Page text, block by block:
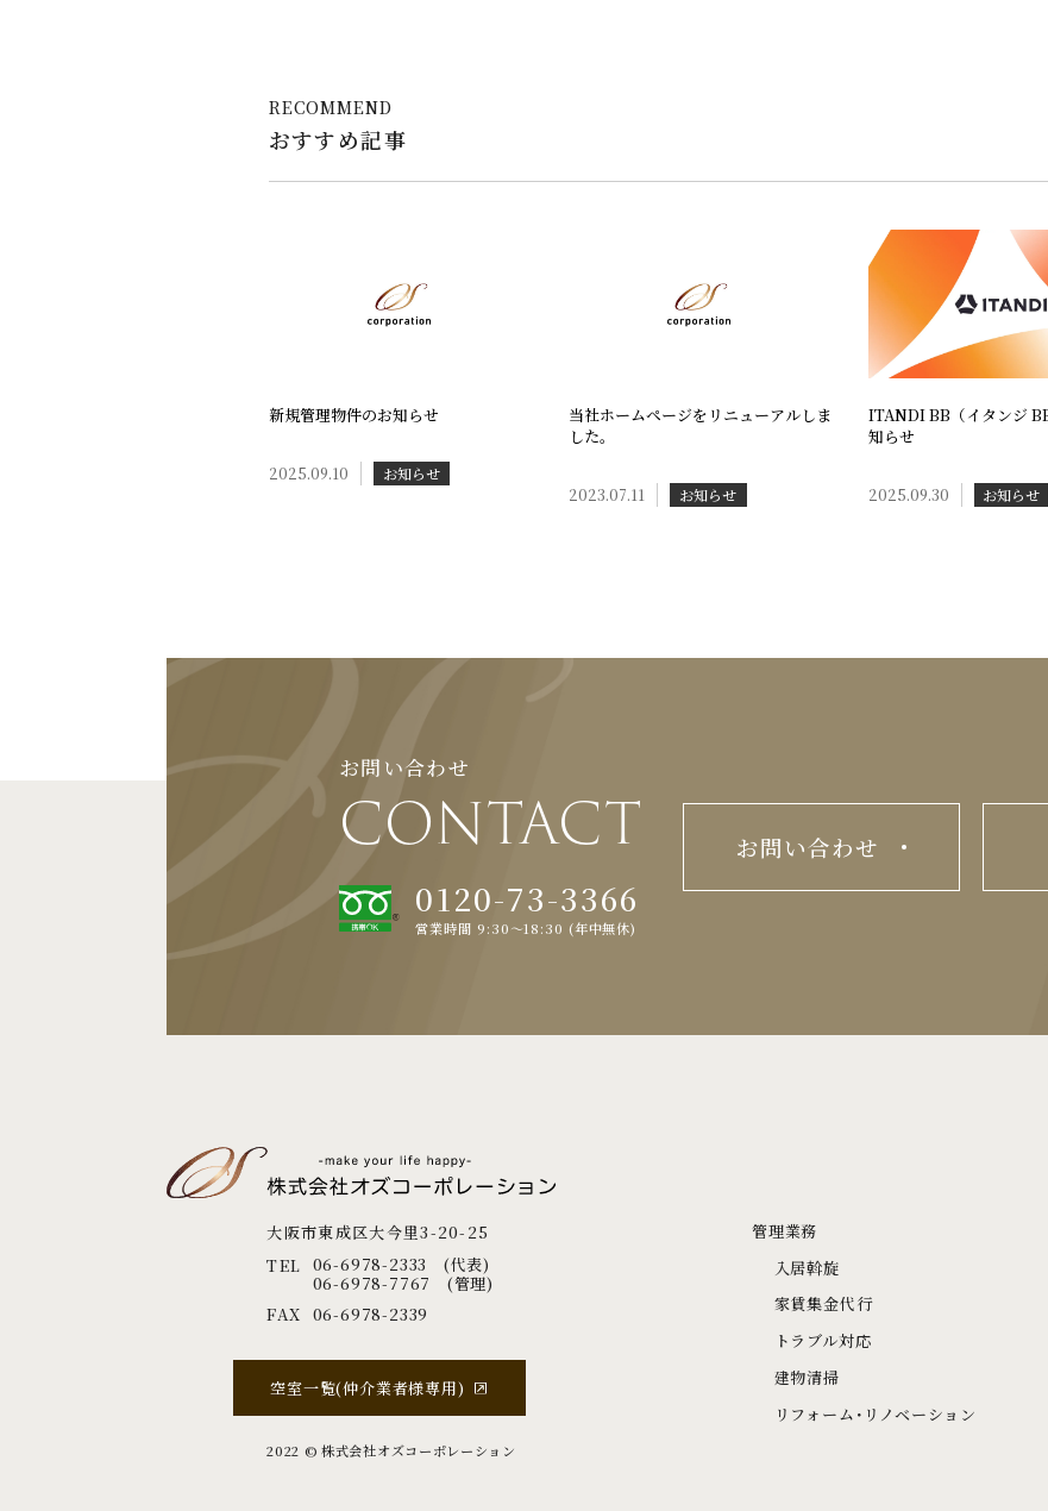
RECOMMEND
おすすめ記事
新規管理物件のお知らせ
2025.09.10 お知らせ
当社ホームページをリニューアルしま
した。
2023.07.11 お知らせ
ITANDI BB（イタンジ
知らせ
2025.09.30 お知らせ
お問い合わせ
CONTACT
0120-73-3366
営業時間 9:30～18:30 (年中無休)
お問い合わせ
大阪市東成区大今里3-20-25
TEL 06-6978-2333 (代表)
06-6978-7767 (管理)
FAX 06-6978-2339
空室一覧(仲介業者様専用)
2022 ©︎ 株式会社オズコーポレーション
管理業務
入居斡旋
家賃集金代行
トラブル対応
建物清掃
リフォーム･リノベーション